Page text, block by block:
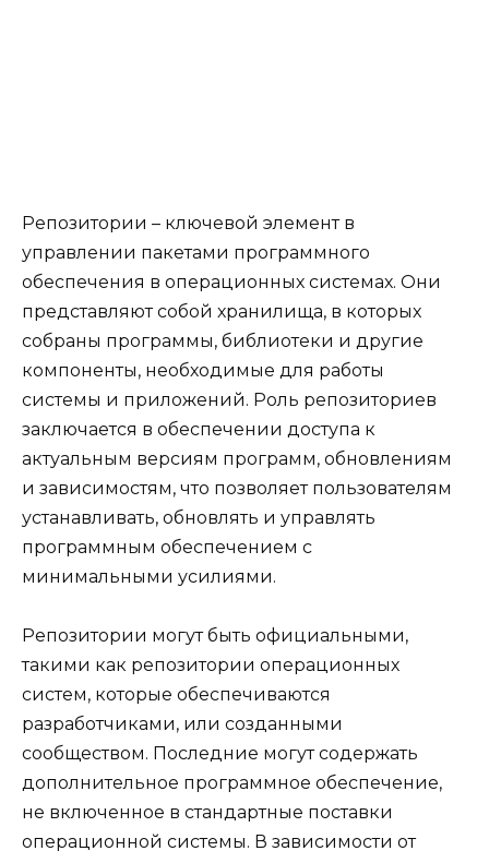
Репозитории – ключевой элемент в
управлении пакетами программного
обеспечения в операционных системах. Они
представляют собой хранилища, в которых
собраны программы, библиотеки и другие
компоненты, необходимые для работы
системы и приложений. Роль репозиториев
заключается в обеспечении доступа к
актуальным версиям программ, обновлениям
и зависимостям, что позволяет пользователям
устанавливать, обновлять и управлять
программным обеспечением с
минимальными усилиями.
Репозитории могут быть официальными,
такими как репозитории операционных
систем, которые обеспечиваются
разработчиками, или созданными
сообществом. Последние могут содержать
дополнительное программное обеспечение,
не включенное в стандартные поставки
операционной системы. В зависимости от